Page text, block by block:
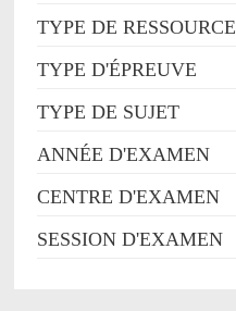
TYPE DE RESSOURCE
TYPE D'ÉPREUVE
TYPE DE SUJET
ANNÉE D'EXAMEN
CENTRE D'EXAMEN
SESSION D'EXAMEN